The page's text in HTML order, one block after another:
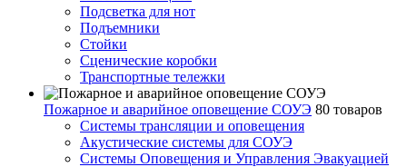
Подсветка для нот
Подъемники
Стойки
Сценические коробки
Транспортные тележки
Пожарное и аварийное оповещение СОУЭ 80 товаров
Cистемы трансляции и оповещения
Акустические системы для СОУЭ
Системы Оповещения и Управления Эвакуацией